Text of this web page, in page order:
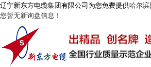
辽宁新东方电缆集团有限公司为您免费提供哈尔
您暂无新询盘信息！